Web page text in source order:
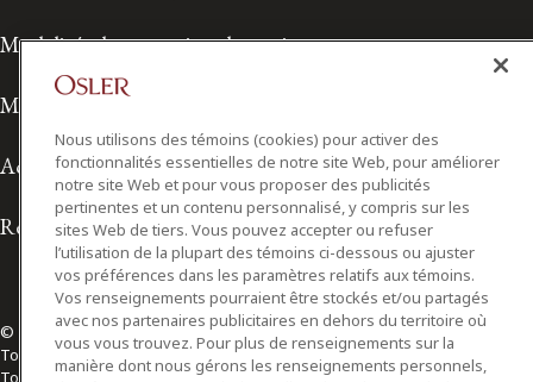
Modalités de prestation de services
Modalités d'utilisation
Accessibilité
Relations avec les médias
© 2026 Osler, Hoskin & Harcourt S.E.N.C.R.L./s.r.l.
Tous droits réservés
Toronto | Montréal | Calgary | Vancouver | Ottawa | New York
Nous utilisons des témoins (cookies) pour activer des
fonctionnalités essentielles de notre site Web, pour améliorer
notre site Web et pour vous proposer des publicités
pertinentes et un contenu personnalisé, y compris sur les
sites Web de tiers. Vous pouvez accepter ou refuser
l’utilisation de la plupart des témoins ci-dessous ou ajuster
vos préférences dans les paramètres relatifs aux témoins.
Vos renseignements pourraient être stockés et/ou partagés
avec nos partenaires publicitaires en dehors du territoire où
vous vous trouvez. Pour plus de renseignements sur la
manière dont nous gérons les renseignements personnels,